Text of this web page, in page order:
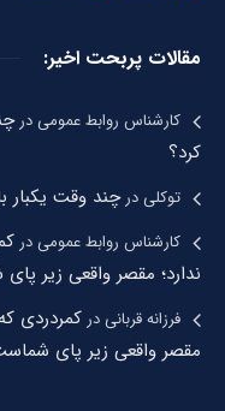
مقالات پربحت اخیر:
کارشناس روابط عمومیدر
کرد؟
توکلیدرچند وقت یکبار
کارشناس روابط عمومیدر
ندارد؛ مقصر واقعی زیر
فرزانه قربانیدرکمردردی
مقصر واقعی زیر پای